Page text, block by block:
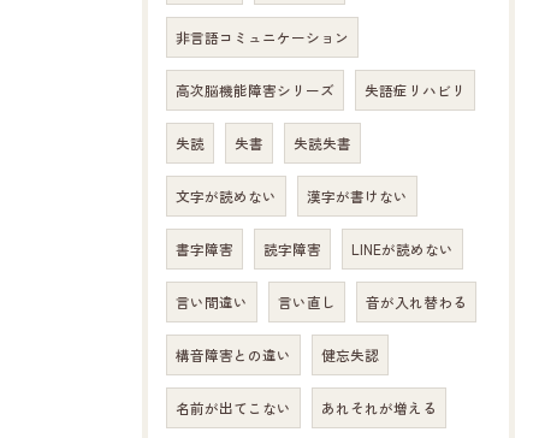
非言語コミュニケーション
高次脳機能障害シリーズ 失語症リハビリ
失読 失書 失読失書
文字が読めない 漢字が書けない
書字障害 読字障害 LINEが読めない
言い間違い 言い直し 音が入れ替わる
構音障害との違い 健忘失認
名前が出てこない あれそれが増える